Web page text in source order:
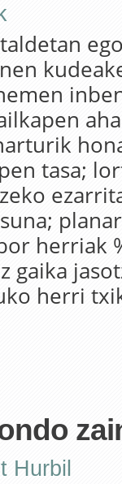
tasa;
herriak
gaika
herri
Hurbil